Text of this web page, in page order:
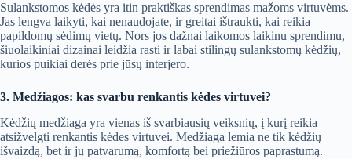
Sulankstomos kėdės yra itin praktiškas sprendimas mažoms virtuvėms.
Jas lengva laikyti, kai nenaudojate, ir greitai ištraukti, kai reikia
papildomų sėdimų vietų. Nors jos dažnai laikomos laikinu sprendimu,
šiuolaikiniai dizainai leidžia rasti ir labai stilingų sulankstomų kėdžių,
kurios puikiai derės prie jūsų interjero.
3. Medžiagos: kas svarbu renkantis kėdes virtuvei?
Kėdžių medžiaga yra vienas iš svarbiausių veiksnių, į kurį reikia
atsižvelgti renkantis kėdes virtuvei. Medžiaga lemia ne tik kėdžių
išvaizdą, bet ir jų patvarumą, komfortą bei priežiūros paprastumą.